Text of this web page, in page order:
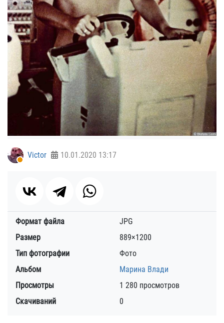
Victor 10.01.2020 13:17
Формат файла
JPG
Размер
889×1200
Тип фотографии
Фото
Альбом
Марина Влади
Просмотры
1 280 просмотров
Скачиваний
0